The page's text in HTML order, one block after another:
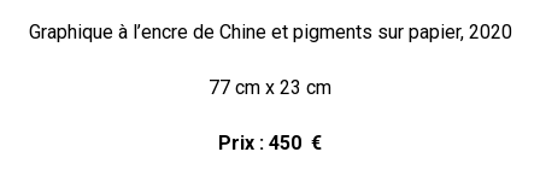
Graphique à l’encre de Chine et pigments sur papier, 2020
77 cm x 23 cm
Prix : 450 €